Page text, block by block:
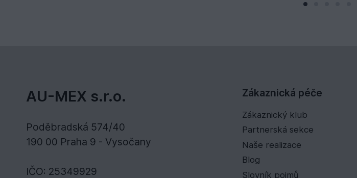
AU-MEX s.r.o.
Poděbradská 574/40
190 00 Praha 9 - Vysočany
IČO: 25349929
Zákaznická péče
Zákaznický klub
Partnerská sekce
Naše realizace
Blog
Slovník pojmů